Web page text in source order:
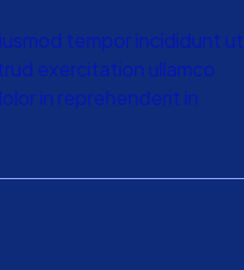
tempor incididunt ut
exercitation ullamco
in reprehenderit in